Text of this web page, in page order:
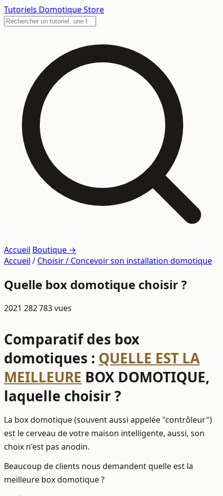
Tutoriels Domotique Store
Accueil Boutique →
Accueil / Choisir / Concevoir son installation domotique
Quelle box domotique choisir ?
2021 282 783 vues
Comparatif des box
domotiques : QUELLE EST LA
MEILLEURE BOX DOMOTIQUE,
laquelle choisir ?
La box domotique (souvent aussi appelée "contrôleur")
est le cerveau de votre maison intelligente, aussi, son
choix n'est pas anodin.
Beaucoup de clients nous demandent quelle est la
meilleure box domotique ?